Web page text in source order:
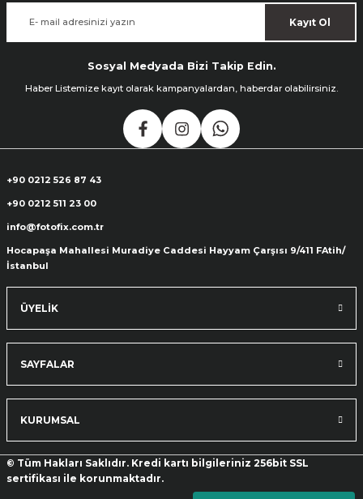
Kayıt Ol
Sosyal Medyada Bizi Takip Edin.
Haber Listemize kayıt olarak kampanyalardan, haberdar olabilirsiniz.
+90 0212 526 87 43
+90 0212 511 23 00
info@fotofix.com.tr
Hocapaşa Mahallesi Muradiye Caddesi Hayyam Çarşısı 9/411 FAtih/
İstanbul
ÜYELİK
SAYFALAR
KURUMSAL
© Tüm Hakları Saklıdır. Kredi kartı bilgileriniz 256bit SSL
sertifikası ile korunmaktadır.